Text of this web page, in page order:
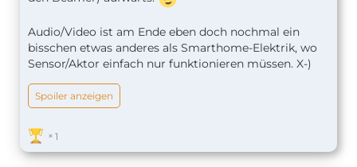
Audio/Video ist am Ende eben doch nochmal ein
bisschen etwas anderes als Smarthome-Elektrik, wo
Sensor/Aktor einfach nur funktionieren müssen. X-)
Spoiler anzeigen
1